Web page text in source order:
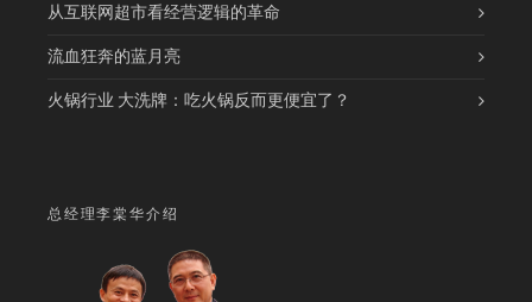
从互联网超市看经营逻辑的革命
流血狂奔的蓝月亮
火锅行业 大洗牌：吃火锅反而更便宜了？
总经理李棠华介绍